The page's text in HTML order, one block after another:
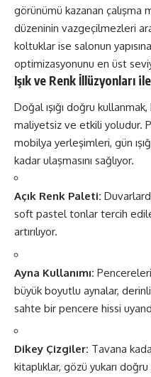
görünümü kazanan çalışma
düzeninin vazgeçilmezleri
koltuklar ise salonun
optimizasyonunu en üst
Işık ve Renk İllüzyonları
Doğal ışığı doğru
maliyetsiz ve etkili yoludur.
mobilya yerleşimleri, gün
kadar ulaşmasını sağlıyor.
Açık Renk Paleti:
soft pastel tonlar tercih
artırılıyor.
Ayna Kullanımı:
büyük boyutlu aynalar,
sahte bir pencere hissi
Dikey Çizgiler: Tavana
kitaplıklar, gözü yukarı